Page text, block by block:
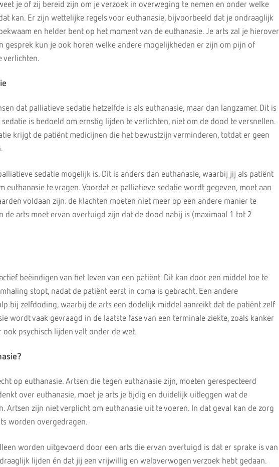
je of zij bereid zijn om je verzoek in overweging te nemen en onder welke
kan. Er zijn wettelijke regels voor euthanasie, bijvoorbeeld dat je ondraaglijk
en helder bent op het moment van de euthanasie. Je arts zal je hierover
gesprek kun je ook horen welke andere mogelijkheden er zijn om pijn of
verlichten.
dat palliatieve sedatie hetzelfde is als euthanasie, maar dan langzamer. Dit is
sedatie is bedoeld om ernstig lijden te verlichten, niet om de dood te versnellen.
krijgt de patiënt medicijnen die het bewustzijn verminderen, totdat er geen
sedatie mogelijk is. Dit is anders dan euthanasie, waarbij jij als patiënt
euthanasie te vragen. Voordat er palliatieve sedatie wordt gegeven, moet aan
voldaan zijn: de klachten moeten niet meer op een andere manier te
de arts moet ervan overtuigd zijn dat de dood nabij is (maximaal 1 tot 2
beëindigen van het leven van een patiënt. Dit kan door een middel toe te
stopt, nadat de patiënt eerst in coma is gebracht. Een andere
bij zelfdoding, waarbij de arts een dodelijk middel aanreikt dat de patiënt zelf
wordt vaak gevraagd in de laatste fase van een terminale ziekte, zoals kanker
ook psychisch lijden valt onder de wet.
op euthanasie. Artsen die tegen euthanasie zijn, moeten gerespecteerd
over euthanasie, moet je arts je tijdig en duidelijk uitleggen wat de
Artsen zijn niet verplicht om euthanasie uit te voeren. In dat geval kan de zorg
worden overgedragen.
worden uitgevoerd door een arts die ervan overtuigd is dat er sprake is van
lijden én dat jij een vrijwillig en weloverwogen verzoek hebt gedaan.